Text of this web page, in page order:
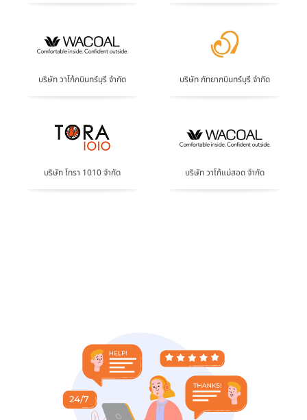
บริษัท วาโก้กบินทร์บุรี จำกัด บริษัท ภัทยากบินทร์บุรี จำกัด
บริษัท โทรา 1010 จำกัด บริษัท วาโก้แม่สอด จำกัด